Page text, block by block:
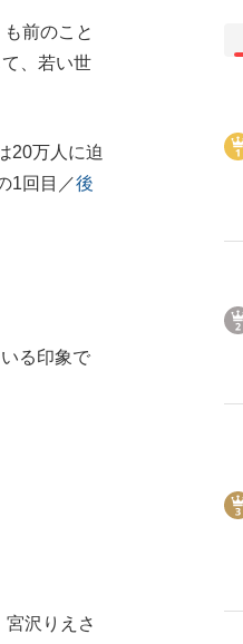
前のこと
、若い世
20万人に迫
1回目／後
る印象で
沢りえさ